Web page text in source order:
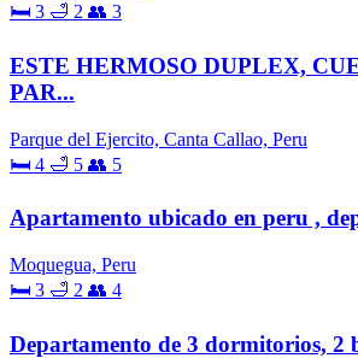
🛏 3 🛁 2 👥 3
ESTE HERMOSO DUPLEX,
PAR...
Parque del Ejercito, Canta Callao, Peru
🛏 4 🛁 5 👥 5
Apartamento ubicado en peru ,
Moquegua, Peru
🛏 3 🛁 2 👥 4
Departamento de 3 dormitorios, 2